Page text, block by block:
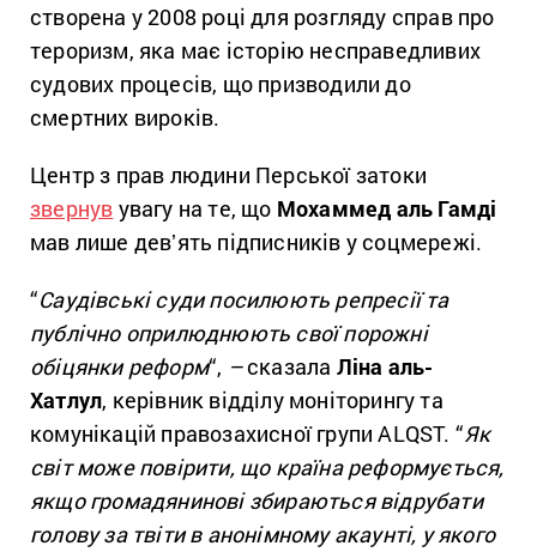
створена у 2008 році для розгляду справ про
тероризм, яка має історію несправедливих
судових процесів, що призводили до
смертних вироків.
Центр з прав людини Перської затоки
звернув увагу на те, що Мохаммед аль Гамді
мав лише девʼять підписників у соцмережі.
“Саудівські суди посилюють репресії та
публічно оприлюднюють свої порожні
обіцянки реформ“, –сказала Ліна аль-
Хатлул, керівник відділу моніторингу та
комунікацій правозахисної групи ALQST. “Як
світ може повірити, що країна реформується,
якщо громадянинові збираються відрубати
голову за твіти в анонімному акаунті, у якого